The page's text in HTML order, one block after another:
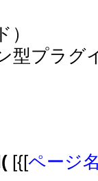
）
型プラグ
[{[ページ